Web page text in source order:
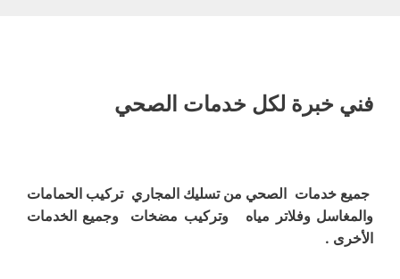
فني خبرة لكل خدمات الصحي
جميع خدمات الصحي من تسليك المجاري تركيب الحمامات
والمغاسل وفلاتر مياه وتركيب مضخات وجميع الخدمات
الأخرى .